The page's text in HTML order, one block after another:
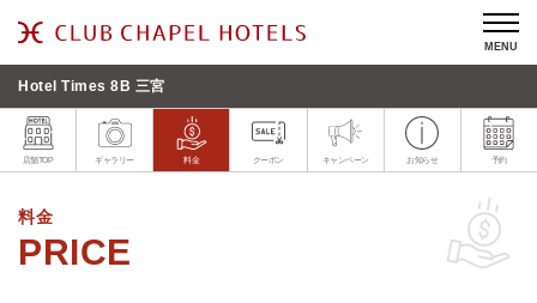
MENU
Hotel Times 8B 三宮
店舗TOP ギャラリー 料金 クーポン キャンペーン お知らせ 予約
料金